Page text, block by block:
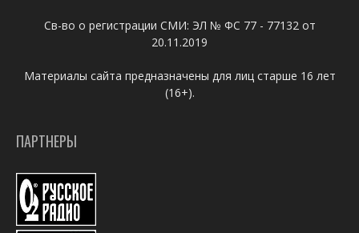
Св-во о регистрации СМИ: ЭЛ № ФС 77 - 77132 от
20.11.2019
Материалы сайта предназначены для лиц старше 16 лет
(16+).
ПАРТНЕРЫ